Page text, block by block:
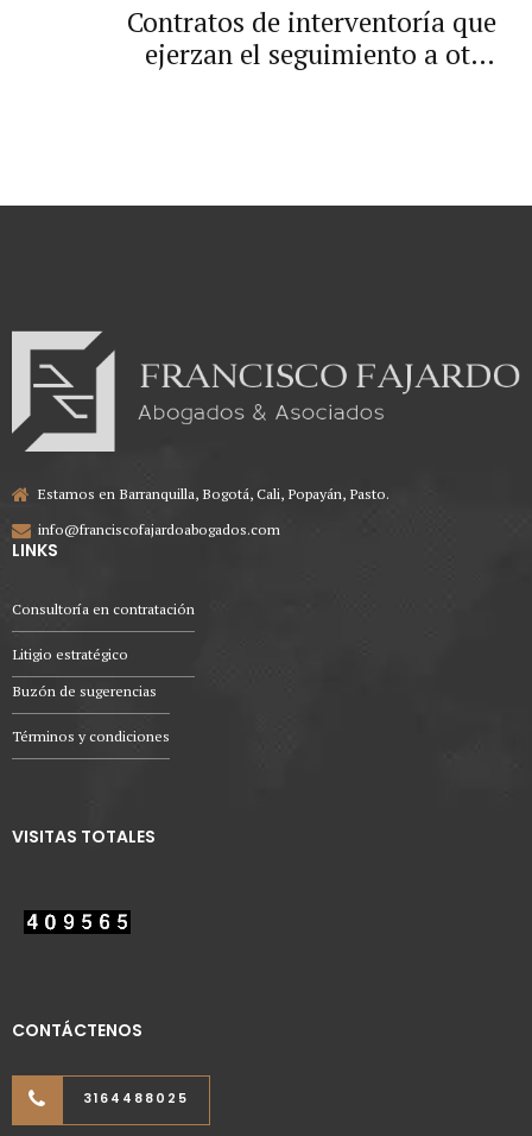
Contratos de interventoría que
ejerzan el seguimiento a otro
Estamos en Barranquilla, Bogotá, Cali, Popayán, Pasto.
info@franciscofajardoabogados.com
LINKS
Consultoría en contratación
Litigio estratégico
Buzón de sugerencias
Términos y condiciones
VISITAS TOTALES
CONTÁCTENOS
3164488025